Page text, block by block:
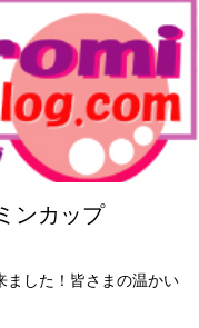
ンカップ
ました！皆さまの温かい